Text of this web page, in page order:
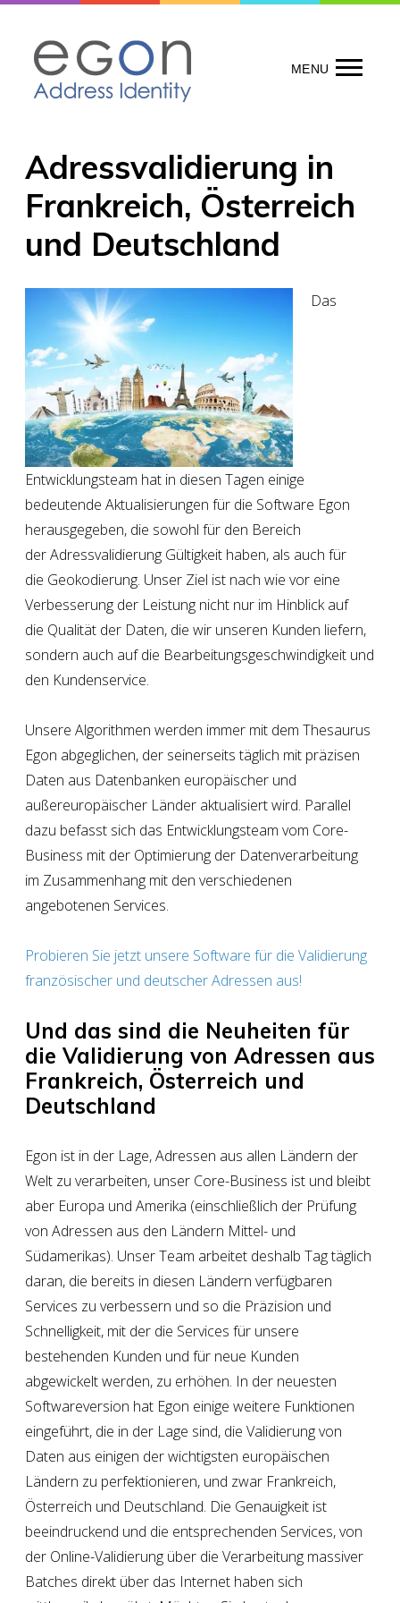
content
MENU
Adressvalidierung in
Frankreich, Österreich
und Deutschland
Das
Entwicklungsteam hat in diesen Tagen einige
bedeutende Aktualisierungen für die Software Egon
herausgegeben, die sowohl für den Bereich
derAdressvalidierung Gültigkeit haben, als auch für
die Geokodierung. Unser Ziel ist nach wie vor eine
Verbesserung der Leistung nicht nur im Hinblick auf
die Qualität der Daten, die wir unseren Kunden liefern,
sondern auch auf die Bearbeitungsgeschwindigkeit und
den Kundenservice.
Unsere Algorithmen werden immer mit dem Thesaurus
Egon abgeglichen, der seinerseits täglich mit präzisen
Daten aus Datenbanken europäischer und
außereuropäischer Länder aktualisiert wird. Parallel
dazu befasst sich das Entwicklungsteam vom Core-
Business mit der Optimierung der Datenverarbeitung
im Zusammenhang mit den verschiedenen
angebotenen Services.
Probieren Sie jetzt unsere Software für die Validierung
französischer und deutscher Adressen aus!
Und das sind die Neuheiten für
die Validierung von Adressen aus
Frankreich, Österreich und
Deutschland
Egon ist in der Lage,Adressen aus allen Ländern der
Welt zu verarbeiten, unser Core-Business ist und bleibt
aber Europa und Amerika (einschließlich der Prüfung
von Adressen aus den Ländern Mittel- und
Südamerikas). Unser Team arbeitet deshalb Tag täglich
daran, die bereits in diesen Ländern verfügbaren
Services zu verbessern und so die Präzision und
Schnelligkeit, mit der die Services für unsere
bestehenden Kunden und für neue Kunden
abgewickelt werden, zu erhöhen. In der neuesten
Softwareversion hat Egon einige weitere Funktionen
eingeführt, die in der Lage sind, die Validierung von
Daten aus einigen der wichtigsten europäischen
Ländern zu perfektionieren, und zwar Frankreich,
Österreich und Deutschland. Die Genauigkeit ist
beeindruckend und die entsprechenden Services, von
der Online-Validierung über die Verarbeitung massiver
Batches direkt über das Internet haben sich